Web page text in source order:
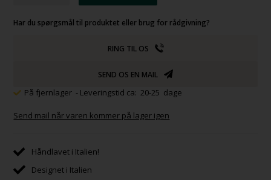
Har du spørgsmål til produktet eller brug for rådgivning?
RING TIL OS
SEND OS EN MAIL
På fjernlager - Leveringstid ca: 20-25 dage
Send mail når varen kommer på lager igen
Håndlavet i Italien!
Designet i Italien